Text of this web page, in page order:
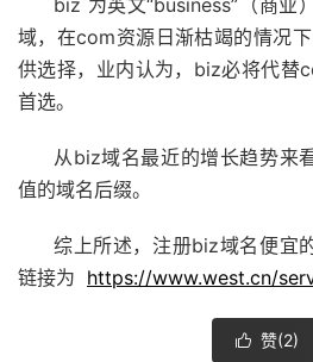
域，在com资源日渐枯竭的情况
供选择，业内认为，biz必将代替
首选。
从biz域名最近的增长趋势来
值的域名后缀。
综上所述，注册biz域名便宜
链接为 https://www.west.cn/
 赞(2)